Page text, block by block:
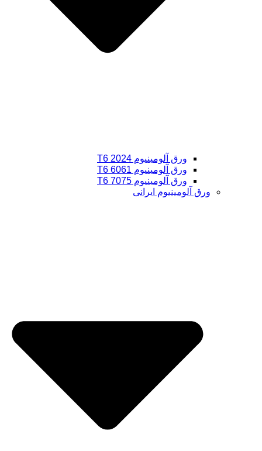
ورق آلومینیوم 2024 T6
ورق آلومینیوم 6061 T6
ورق آلومینیوم 7075 T6
ورق آلومینیوم ایرانی